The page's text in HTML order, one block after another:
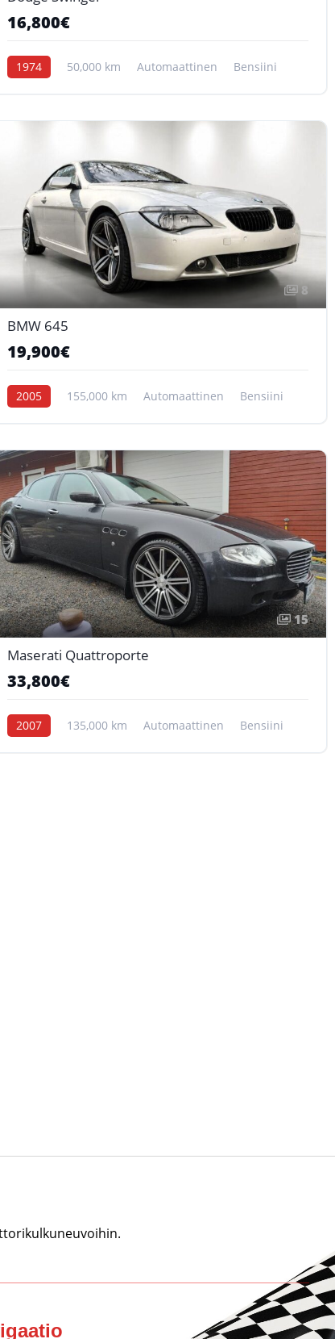
16,800€
1974 50,000 km Automaattinen Bensiini
8
BMW 645
19,900€
2005 155,000 km Automaattinen Bensiini
15
Maserati Quattroporte
33,800€
2007 135,000 km Automaattinen Bensiini